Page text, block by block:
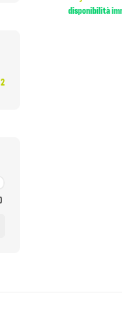
disponibilità
2Articolo trovato